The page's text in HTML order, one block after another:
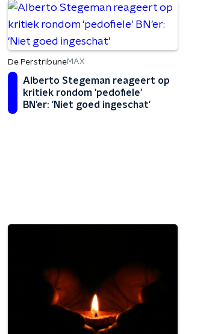
De PerstribuneMAX
Alberto Stegeman reageert op
kritiek rondom 'pedofiele'
BN'er: 'Niet goed ingeschat'